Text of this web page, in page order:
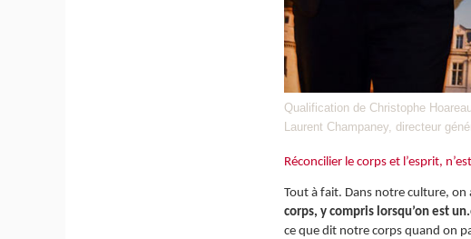
Qualification de Christophe
Laurent Champaney, directeur
Réconcilier le corps et l’esprit,
Tout à fait. Dans notre culture, on
corps, y compris lorsqu’on est
ce que dit notre corps quand on